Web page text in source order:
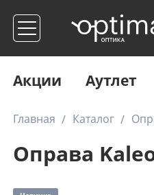
Акции Аутлет
Главная Каталог
Оправа